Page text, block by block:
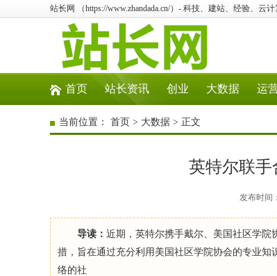
站长网 （https://www.zhandada.cn/）- 科技、建站、经验、云
首页 站长资讯 创业 大数据 运
当前位置： 首页 > 大数据 > 正文
英特尔联手
发布时间
导读： 近期，英特尔携手戴尔、美国社区学院
措，旨在通过充分利用美国社区学院协会的专业
络的社